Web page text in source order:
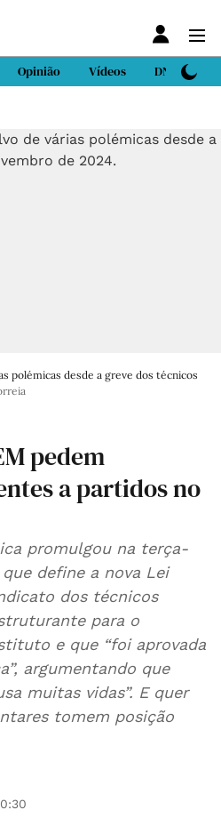
Opinião Vídeos DN Sport
polémicas desde a greve dos técnicos
pedem
a partidos no
promulgou na terça-
define a nova Lei
dos técnicos
para o
e que “foi aprovada
argumentando que
muitas vidas”. E quer
tomem posição